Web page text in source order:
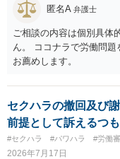
匿名A 弁護士
ご相談の内容は個別具体
ん。 ココナラで労働問
お薦めします。
セクハラの撤回及び
前提として訴えるつ
#セクハラ #パワハラ #労働
2026年7月17日